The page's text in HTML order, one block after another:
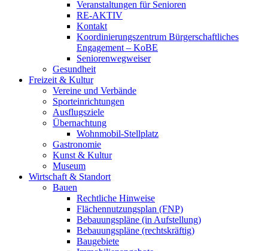
Veranstaltungen für Senioren
RE-AKTIV
Kontakt
Koordinierungszentrum Bürgerschaftliches
Engagement – KoBE
Seniorenwegweiser
Gesundheit
Freizeit & Kultur
Vereine und Verbände
Sporteinrichtungen
Ausflugsziele
Übernachtung
Wohnmobil-Stellplatz
Gastronomie
Kunst & Kultur
Museum
Wirtschaft & Standort
Bauen
Rechtliche Hinweise
Flächennutzungsplan (FNP)
Bebauungspläne (in Aufstellung)
Bebauungspläne (rechtskräftig)
Baugebiete